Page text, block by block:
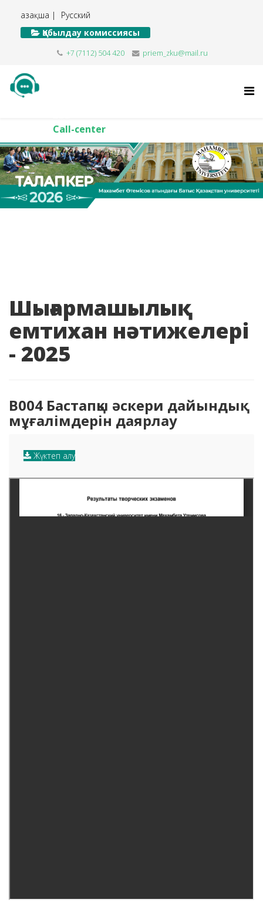
Қазақша |
Русский
Қабылдау комиссиясы
+7 (7112) 504 420 priem_zku@mail.ru
Call-center
Шығармашылық
емтихан нәтижелері
- 2025
B004 Бастапқы әскери дайындық
мұғалімдерін даярлау
Жүктеп алу